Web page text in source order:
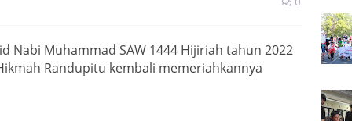
Nabi Muhammad SAW 1444 Hijiriah tahun 2022
Randupitu kembali memeriahkannya